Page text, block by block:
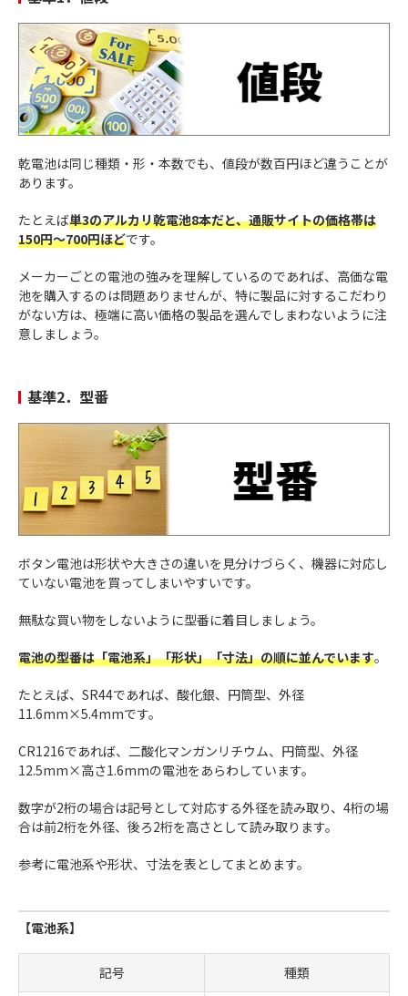
乾電池は同じ種類・形・本数でも、値段が数百円ほど違うことが
あります。
たとえば単3のアルカリ乾電池8本だと、通販サイトの価格帯は
150円～700円ほどです。
メーカーごとの電池の強みを理解しているのであれば、高価な電
池を購入するのは問題ありませんが、特に製品に対するこだわり
がない方は、極端に高い価格の製品を選んでしまわないように注
意しましょう。
基準2．型番
ボタン電池は形状や大きさの違いを見分けづらく、機器に対応し
ていない電池を買ってしまいやすいです。
無駄な買い物をしないように型番に着目しましょう。
電池の型番は「電池系」「形状」「寸法」の順に並んでいます。
たとえば、SR44であれば、酸化銀、円筒型、外径
11.6mm×5.4mmです。
CR1216であれば、二酸化マンガンリチウム、円筒型、外径
12.5mm×高さ1.6mmの電池をあらわしています。
数字が2桁の場合は記号として対応する外径を読み取り、4桁の場
合は前2桁を外径、後ろ2桁を高さとして読み取ります。
参考に電池系や形状、寸法を表としてまとめます。
【電池系】
記号 種類